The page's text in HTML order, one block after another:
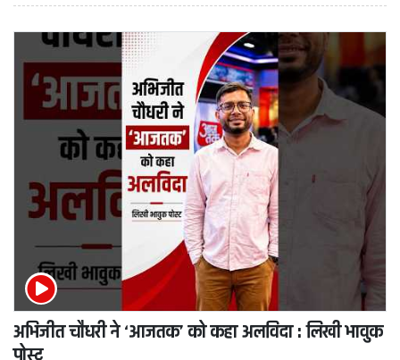
अभिजीत चौधरी ने ‘आजतक’ को कहा अलविदा : लिखी भावुक